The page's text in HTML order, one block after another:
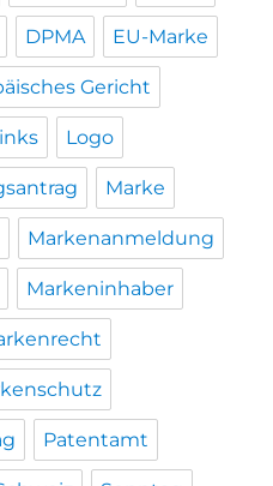
DPMA EU-Marke
Gericht
Logo
Marke
Markenanmeldung
Markeninhaber
Patentamt